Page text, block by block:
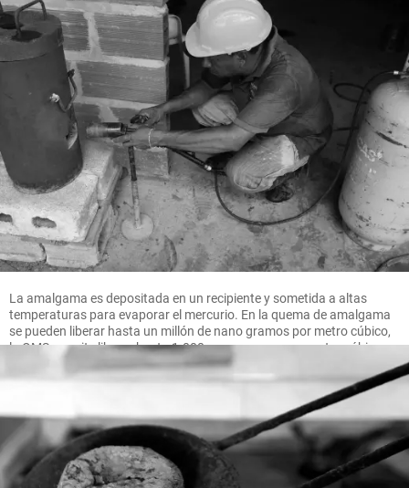
La amalgama es depositada en un recipiente y sometida a altas
temperaturas para evaporar el mercurio. En la quema de amalgama
se pueden liberar hasta un millón de nano gramos por metro cúbico,
la OMS permite liberar hasta 1.000 nano gramos por metro cúbico.